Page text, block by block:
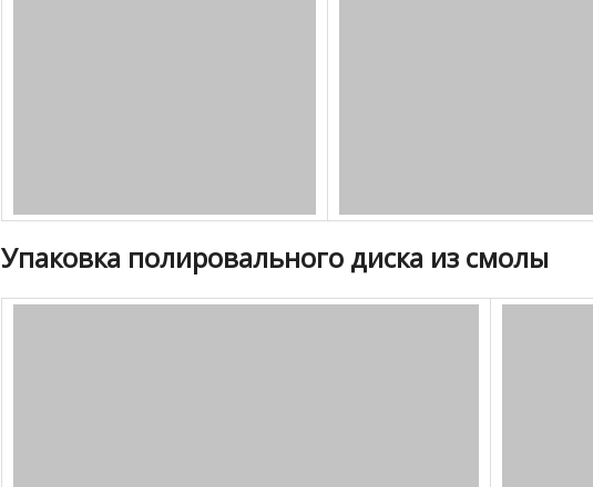
Упаковка полировального диска из смолы